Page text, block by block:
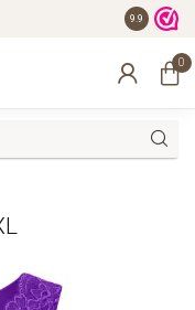
gratis
9.9
0